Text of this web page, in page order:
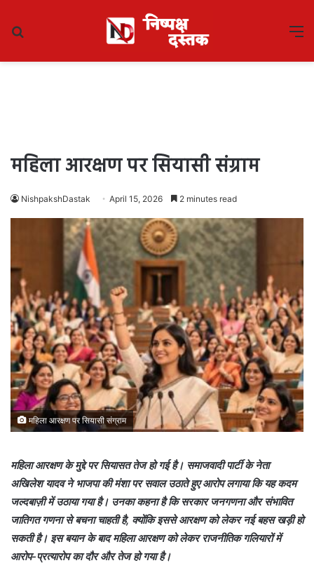
महिला आरक्षण पर सियासी संग्राम
NishpakshDastak April 15, 2026 2 minutes read
महिला आरक्षण पर सियासी संग्राम
महिला आरक्षण के मुद्दे पर सियासत तेज हो गई है। समाजवादी पार्टी के नेता
अखिलेश यादव ने भाजपा की मंशा पर सवाल उठाते हुए आरोप लगाया कि यह कदम
जल्दबाज़ी में उठाया गया है। उनका कहना है कि सरकार जनगणना और संभावित
जातिगत गणना से बचना चाहती है, क्योंकि इससे आरक्षण को लेकर नई बहस खड़ी हो
सकती है। इस बयान के बाद महिला आरक्षण को लेकर राजनीतिक गलियारों में
आरोप-प्रत्यारोप का दौर और तेज हो गया है।